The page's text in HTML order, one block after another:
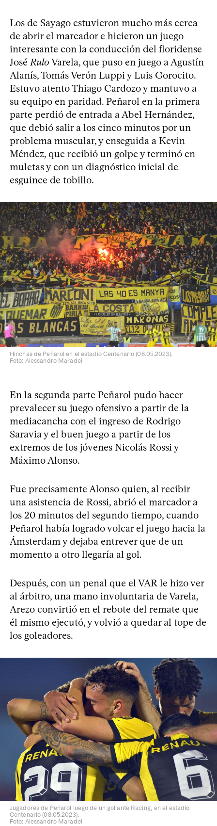
Los de Sayago estuvieron mucho más cerca
de abrir el marcador e hicieron un juego
interesante con la conducción del floridense
José Rulo Varela, que puso en juego a Agustín
Alanís, Tomás Verón Luppi y Luis Gorocito.
Estuvo atento Thiago Cardozo y mantuvo a
su equipo en paridad. Peñarol en la primera
parte perdió de entrada a Abel Hernández,
que debió salir a los cinco minutos por un
problema muscular, y enseguida a Kevin
Méndez, que recibió un golpe y terminó en
muletas y con un diagnóstico inicial de
esguince de tobillo.
Hinchas de Peñarol en el estadio Centenario (08.05.2023).
Foto: Alessandro Maradei
En la segunda parte Peñarol pudo hacer
prevalecer su juego ofensivo a partir de la
mediacancha con el ingreso de Rodrigo
Saravia y el buen juego a partir de los
extremos de los jóvenes Nicolás Rossi y
Máximo Alonso.
Fue precisamente Alonso quien, al recibir
una asistencia de Rossi, abrió el marcador a
los 20 minutos del segundo tiempo, cuando
Peñarol había logrado volcar el juego hacia la
Ámsterdam y dejaba entrever que de un
momento a otro llegaría al gol.
Después, con un penal que el VAR le hizo ver
al árbitro, una mano involuntaria de Varela,
Arezo convirtió en el rebote del remate que
él mismo ejecutó, y volvió a quedar al tope de
los goleadores.
Jugadores de Peñarol luego de un gol ante Racing, en el estadio
Centenario (08.05.2023).
Foto: Alessandro Maradei